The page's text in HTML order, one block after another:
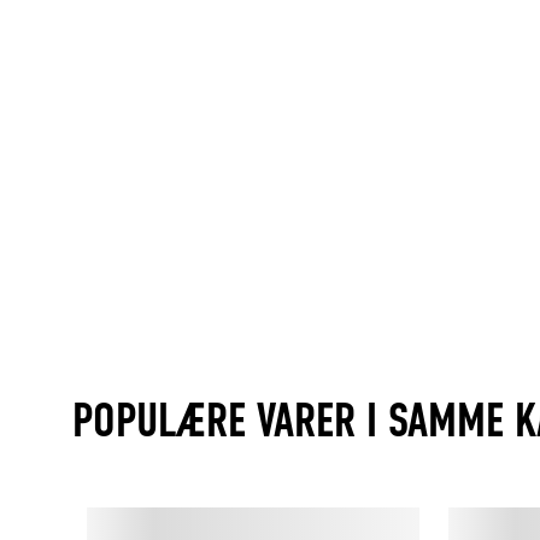
POPULÆRE VARER I SAMME